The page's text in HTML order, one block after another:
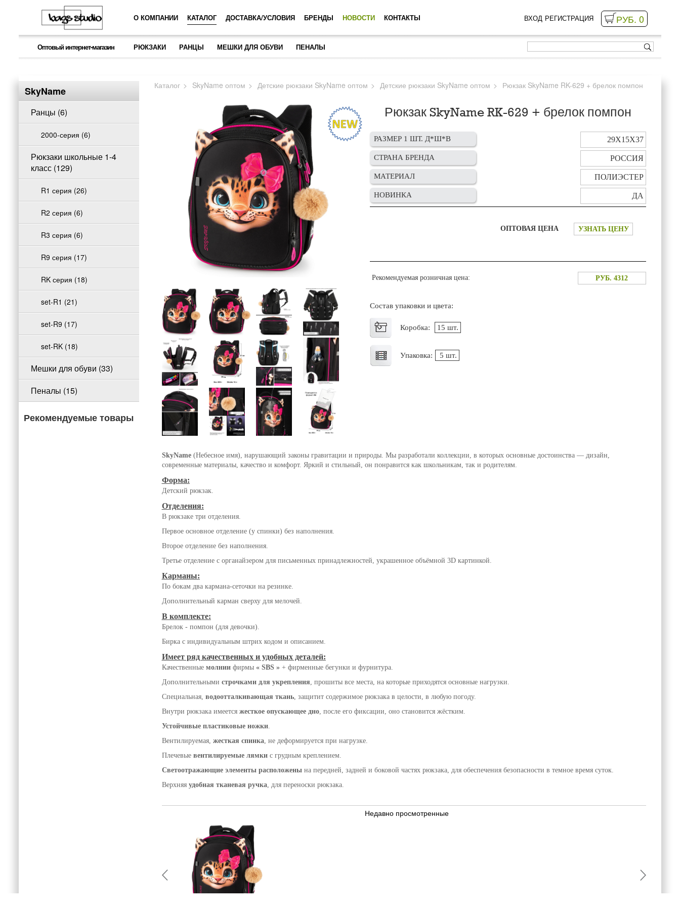
О КОМПАНИИ КАТАЛОГ ДОСТАВКА/УСЛОВИЯ БРЕНДЫ НОВОСТИ КОНТАКТЫ ВХОД РЕГИСТРАЦИЯ РУБ. 0
Оптовый интернет-магазин РЮКЗАКИ РАНЦЫ МЕШКИ ДЛЯ ОБУВИ ПЕНАЛЫ
SkyName
Ранцы (6)
2000-серия (6)
Рюкзаки школьные 1-4
класс (129)
R1 серия (26)
R2 серия (6)
R3 серия (6)
R9 серия (17)
RK серия (18)
set-R1 (21)
set-R9 (17)
set-RK (18)
Мешки для обуви (33)
Пеналы (15)
Рекомендуемые товары
Каталог SkyName оптом Детские рюкзаки SkyName оптом Детские рюкзаки SkyName оптом Рюкзак SkyName RK-629 + брелок помпон
Рюкзак SkyName RK-629 + брелок помпон
РАЗМЕР 1 ШТ. Д*Ш*В 29Х15Х37
СТРАНА БРЕНДА РОССИЯ
МАТЕРИАЛ ПОЛИЭСТЕР
НОВИНКА ДА
ОПТОВАЯ ЦЕНА УЗНАТЬ ЦЕНУ
Рекомендуемая розничная цена: РУБ. 4312
Состав упаковки и цвета:
Коробка: 15 шт.
Упаковка: 5 шт.
SkyName(Небесное имя), нарушающий законы гравитации и природы. Мы разработали коллекции, в которых основные достоинства — дизайн,
современные материалы, качество и комфорт. Яркий и стильный, он понравится как школьникам, так и родителям.
Форма:
Детский рюкзак.
Отделения:
В рюкзаке три отделения.
Первое основное отделение (у спинки) без наполнения.
Второе отделение без наполнения.
Третье отделение с органайзером для письменных принадлежностей, украшенное объёмной 3D картинкой.
Карманы:
По бокам два кармана-сеточки на резинке.
Дополнительный карман сверху для мелочей.
В комплекте:
Брелок - помпон (для девочки).
Бирка с индивидуальным штрих кодом и описанием.
Имеет ряд качественных и удобных деталей:
Качественные молниифирмы « SBS » + фирменные бегунки и фурнитура.
Дополнительными строчками для укрепления, прошиты все места, на которые приходятся основные нагрузки.
Специальная, водоотталкивающая ткань, защитит содержимое рюкзака в целости, в любую погоду.
Внутри рюкзака имеется жесткое опускающее дно, после его фиксации, оно становится жёстким.
Устойчивые пластиковые ножки.
Вентилируемая, жесткая спинка, не деформируется при нагрузке.
Плечевые вентилируемые лямкис грудным креплением.
Светоотражающие элементы расположенына передней, задней и боковой частях рюкзака, для обеспечения безопасности в темное время суток.
Верхняя удобная тканевая ручка, для переноски рюкзака.
Недавно просмотренные